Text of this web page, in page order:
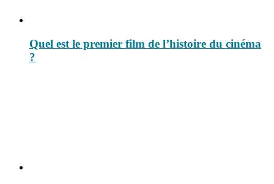
Quel est le premier film de l’histoire du cinéma
?